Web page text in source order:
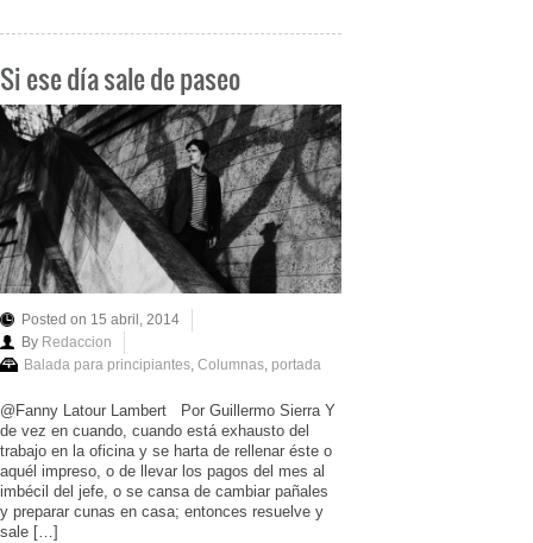
Si ese día sale de paseo
Posted on 15 abril, 2014
By Redaccion
Balada para principiantes, Columnas, portada
@Fanny Latour Lambert Por Guillermo Sierra Y
de vez en cuando, cuando está exhausto del
trabajo en la oficina y se harta de rellenar éste o
aquél impreso, o de llevar los pagos del mes al
imbécil del jefe, o se cansa de cambiar pañales
y preparar cunas en casa; entonces resuelve y
sale […]